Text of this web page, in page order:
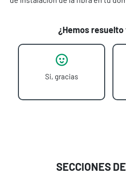
¿Hemos resuelto
Si, gracias
SECCIONES